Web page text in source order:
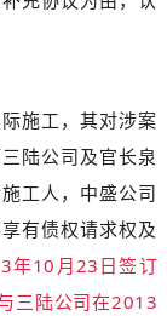
施工，其对涉案
陆公司及官长泉
工人，中盛公司
有债权请求权及
年10月23日签订
三陆公司在2013